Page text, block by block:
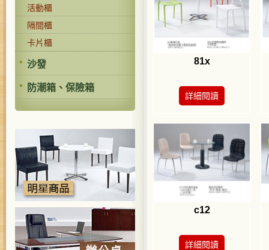
活動櫃
隔間櫃
卡片櫃
沙發
防潮箱、保險箱
81x
詳細閱讀
c12
詳細閱讀